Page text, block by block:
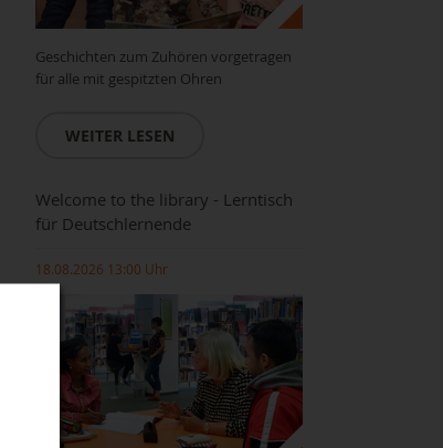
Geschichten zum Zuhören vorgetragen
für alle mit gespitzten Ohren
WEITER LESEN
Welcome to the library - Lerntisch
für Deutschlernende
18.08.2026 13:00 Uhr